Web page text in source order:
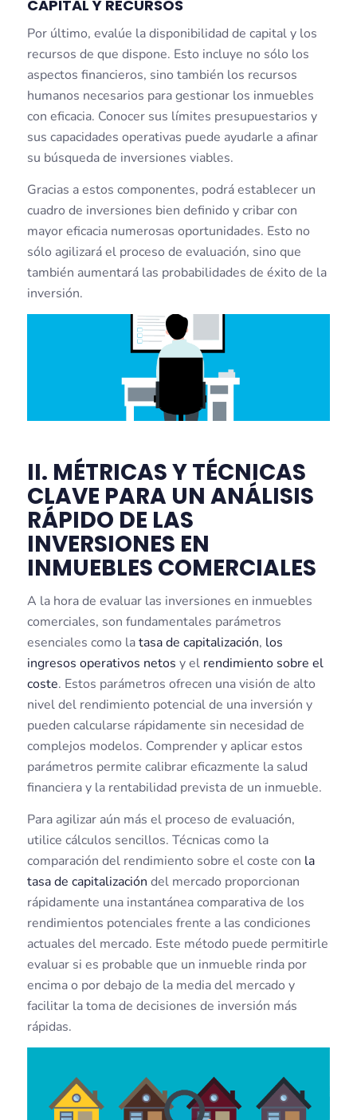
CAPITAL Y RECURSOS
Por último, evalúe la disponibilidad de capital y los
recursos de que dispone. Esto incluye no sólo los
aspectos financieros, sino también los recursos
humanos necesarios para gestionar los inmuebles
con eficacia. Conocer sus límites presupuestarios y
sus capacidades operativas puede ayudarle a afinar
su búsqueda de inversiones viables.
Gracias a estos componentes, podrá establecer un
cuadro de inversiones bien definido y cribar con
mayor eficacia numerosas oportunidades. Esto no
sólo agilizará el proceso de evaluación, sino que
también aumentará las probabilidades de éxito de la
inversión.
II. MÉTRICAS Y TÉCNICAS
CLAVE PARA UN ANÁLISIS
RÁPIDO DE LAS
INVERSIONES EN
INMUEBLES COMERCIALES
A la hora de evaluar las inversiones en inmuebles
comerciales, son fundamentales parámetros
esenciales como latasa de capitalización, los
ingresos operativos netos y el rendimiento sobre el
coste. Estos parámetros ofrecen una visión de alto
nivel del rendimiento potencial de una inversión y
pueden calcularse rápidamente sin necesidad de
complejos modelos. Comprender y aplicar estos
parámetros permite calibrar eficazmente la salud
financiera y la rentabilidad prevista de un inmueble.
Para agilizar aún más el proceso de evaluación,
utilice cálculos sencillos. Técnicas como la
comparación del rendimiento sobre el coste con la
tasa de capitalización del mercado proporcionan
rápidamente una instantánea comparativa de los
rendimientos potenciales frente a las condiciones
actuales del mercado. Este método puede permitirle
evaluar si es probable que un inmueble rinda por
encima o por debajo de la media del mercado y
facilitar la toma de decisiones de inversión más
rápidas.